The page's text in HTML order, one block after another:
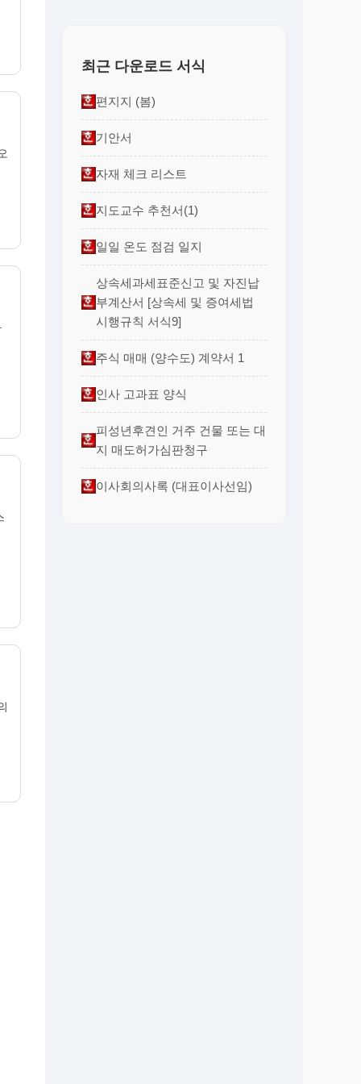
최근 다운로드 서식
편지지 (봄)
기안서
자재 체크 리스트
지도교수 추천서(1)
일일 온도 점검 일지
상속세과세표준신고 및 자진납
부계산서 [상속세 및 증여세법
시행규칙 서식9]
주식 매매 (양수도) 계약서 1
인사 고과표 양식
피성년후견인 거주 건물 또는 대
지 매도허가심판청구
이사회의사록 (대표이사선임)